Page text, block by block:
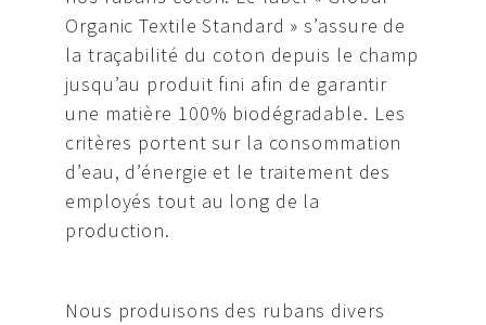
Organic Textile Standard » s’assure de
la traçabilité du coton depuis le champ
jusqu’au produit fini afin de garantir
une matière 100% biodégradable. Les
critères portent sur la consommation
d’eau, d’énergie et le traitement des
employés tout au long de la
production.
Nous produisons des rubans divers